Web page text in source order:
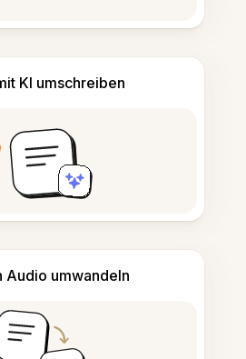
KI umschreiben
Audio umwandeln